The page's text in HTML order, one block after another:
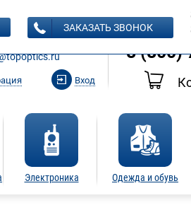
ЗВОНОК
Вход
8 (495)
8 (800)
Электроника Одежда и обувь
ЗАКАЗАТЬ ЗВОНОК